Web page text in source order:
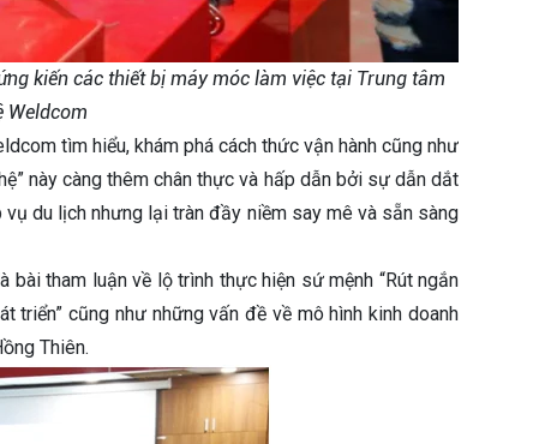
kiến các thiết bị máy móc làm việc tại Trung tâm
Weldcom
tìm hiểu, khám phá cách thức vận hành cũng như
này càng thêm chân thực và hấp dẫn bởi sự dẫn dắt
vụ du lịch nhưng lại tràn đầy niềm say mê và sẵn sàng
tham luận về lộ trình thực hiện sứ mệnh “Rút ngắn
triển” cũng như những vấn đề về mô hình kinh doanh
Thiên.